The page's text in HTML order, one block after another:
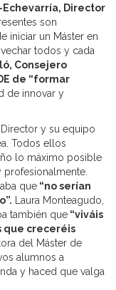
Echevarría, Director
son
iniciar un Máster en
todos y cada
Consejero
de “formar
de innovar y
y su equipo
Todos ellos
lo máximo posible
que “no serían
Laura Monteagudo,
también que “viváis
que creceréis
del Máster de
alumnos a
y haced que valga